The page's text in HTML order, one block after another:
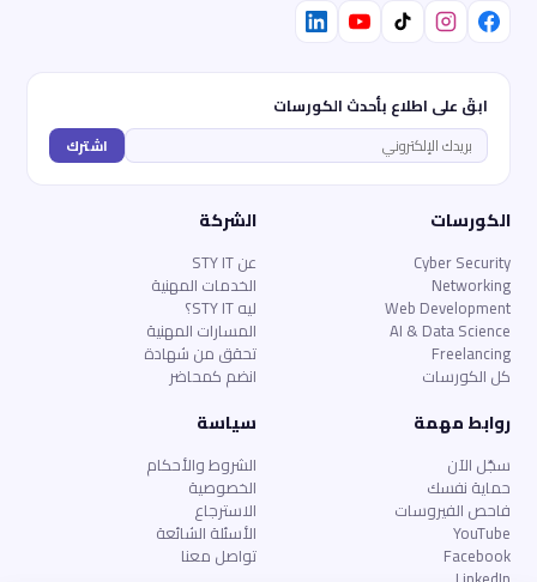
ابقَ على اطلاع بأحدث الكورسات
اشترك
الكورسات
Cyber Security
Networking
Web Development
AI & Data Science
Freelancing
كل الكورسات
الشركة
عن STY IT
الخدمات المهنية
ليه STY IT؟
المسارات المهنية
تحقق من شهادة
انضم كمحاضر
روابط مهمة
سجّل الآن
حماية نفسك
فاحص الفيروسات
YouTube
Facebook
سياسة
الشروط والأحكام
الخصوصية
الاسترجاع
الأسئلة الشائعة
تواصل معنا